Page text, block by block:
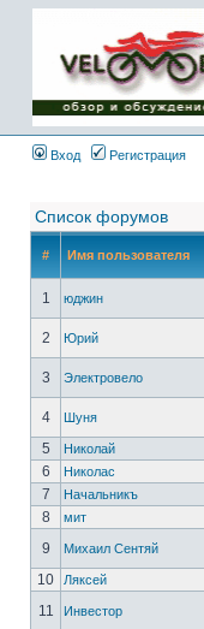
Имя пользователя:
Пароль:
{ LOG_ME_IN_SHORT
}
Вход
Регистрация
Список форумов
# Имя пользователя
1 юджин
2
Юрий
3
Электровело
4
Шуня
5
Николай
6
Николас
7
Начальникъ
8
мит
9
Михаил Сентяй
10
Ляксей
11
Инвестор